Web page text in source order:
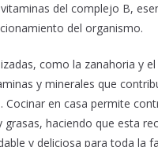
del complejo B,
del organismo.
como la zanahoria y
y minerales que
Cocinar en casa permite
grasas, haciendo que esta
y deliciosa para toda la